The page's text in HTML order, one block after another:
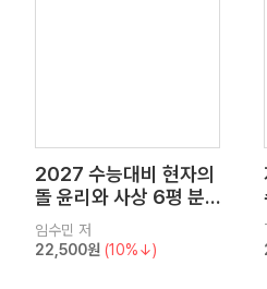
2027 수능대비 현자의
돌 윤리와 사상 6평 분
석서&EBS 수능완성 연
계 N제
임수민 저
22,500원 (10%↓)